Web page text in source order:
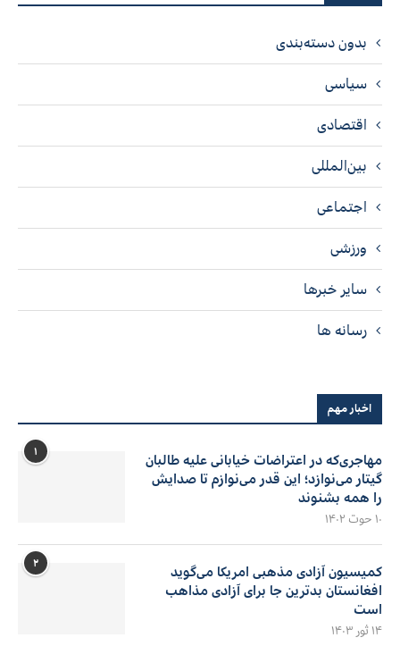
بدون دسته‌بندی
سیاسی
اقتصادی
بین‌المللی
اجتماعی
ورزشی
سایر خبرها
رسانه ها
اخبار مهم
۱
مهاجری‌که در اعتراضات خیابانی علیه طالبان
گیتار می‌نوازد؛ این قدر می‌نوازم تا صدایش
را همه بشنوند
۱۰ حوت ۱۴۰۲
۲
کمیسیون آزادی مذهبی امریکا می‌گوید
افغانستان بدترین جا برای آزادی مذاهب
است
۱۴ ثور ۱۴۰۳